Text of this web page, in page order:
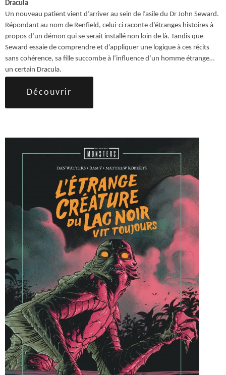
Dracula
Un nouveau patient vient d’arriver au sein de l’asile du Dr John Seward.
Répondant au nom de Renfield, celui-ci raconte d’étranges histoires à
propos d’un démon qui se serait installé non loin de là. Tandis que
Seward essaie de comprendre et d’appliquer une logique à ces récits
sans cohérence, sa fille succombe à l’influence d’un homme étrange…
un certain Dracula.
Découvrir